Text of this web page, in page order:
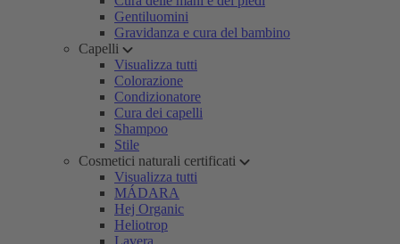
Gentiluomini
Gravidanza e cura del bambino
Capelli
Visualizza tutti
Colorazione
Condizionatore
Cura dei capelli
Shampoo
Stile
Cosmetici naturali certificati
Visualizza tutti
MÁDARA
Hej Organic
Heliotrop
Lavera